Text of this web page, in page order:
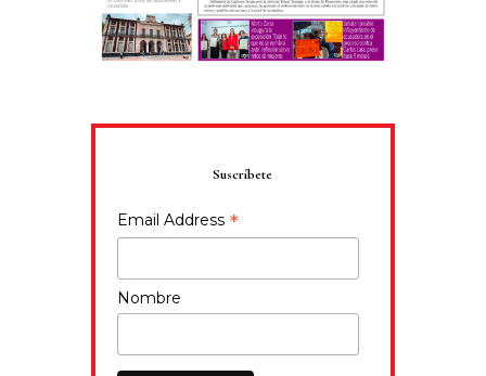
Suscríbete
Email Address *
Nombre